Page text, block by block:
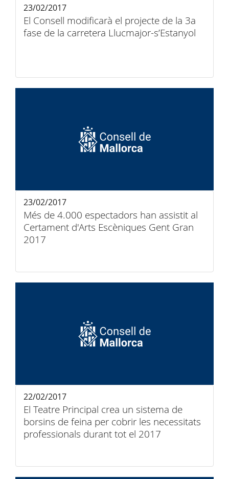
El Consell modificarà el projecte de la 3a
fase de la carretera Llucmajor-s’Estanyol
23/02/2017
Més de 4.000 espectadors han assistit al
Certament d'Arts Escèniques Gent Gran
2017
23/02/2017
El Teatre Principal crea un sistema de
borsins de feina per cobrir les necessitats
professionals durant tot el 2017
22/02/2017